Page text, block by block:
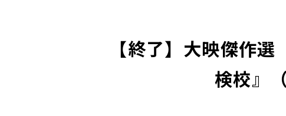
【終了】大映傑作
検校』